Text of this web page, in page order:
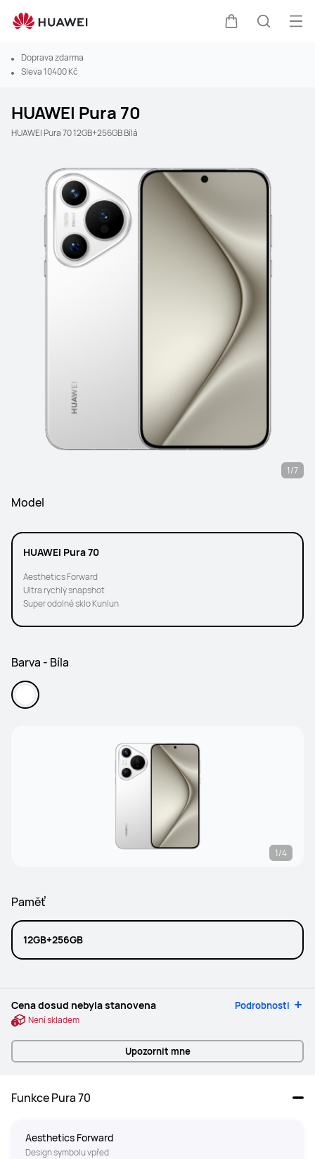
Doprava zdarma
Sleva 10400 Kč
HUAWEI Pura 70
HUAWEI Pura 70 12GB+256GB Bílá
1/7
Model
HUAWEI Pura 70
Aesthetics Forward
Ultra rychlý snapshot
Super odolné sklo Kunlun
Barva - Bíla
1/4
Paměť
12GB+256GB
Cena dosud nebyla stanovena Podrobnosti
Není skladem
Upozornit mne
Funkce Pura 70
Aesthetics Forward
Design symbolu vpřed